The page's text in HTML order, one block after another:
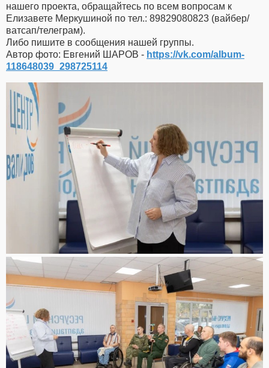
нашего проекта, обращайтесь по всем вопросам к
Елизавете Меркушиной по тел.: 89829080823 (вайбер/
ватсап/телеграм).
Либо пишите в сообщения нашей группы.
Автор фото: Евгений ШАРОВ - https://vk.com/album-
118648039_298725114